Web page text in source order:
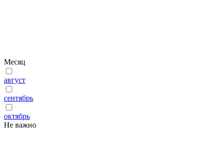
Месяц
август
сентябрь
октябрь
Не важно